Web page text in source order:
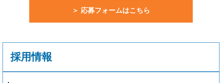
＞ 応募フォームはこちら
採用情報